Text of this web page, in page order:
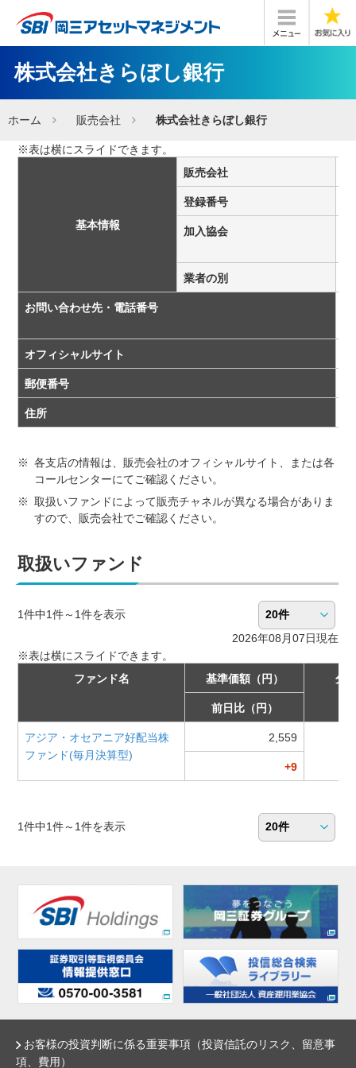
株式会社きらぼし銀行
ホーム 販売会社 株式会社きらぼし銀行
基本情報
販売会社
登録番号
加入協会
業者の別
お問い合わせ先・電話番号
オフィシャルサイト
郵便番号
住所
各支店の情報は、販売会社のオフィシャルサイト、または各
コールセンターにてご確認ください。
取扱いファンドによって販売チャネルが異なる場合がありま
すので、販売会社でご確認ください。
取扱いファンド
1件中1件～1件を表示
2026年08月07日現在
ファンド名 基準価額（円）
分
前日比（円）
アジア・オセアニア好配当株
ファンド(毎月決算型)
2,559
+9
1件中1件～1件を表示
お客様の投資判断に係る重要事項（投資信託のリスク、留意事
項、費用）